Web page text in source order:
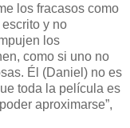
los fracasos como
y no
los
como si uno no
Él (Daniel) no es
toda la película es
aproximarse”,